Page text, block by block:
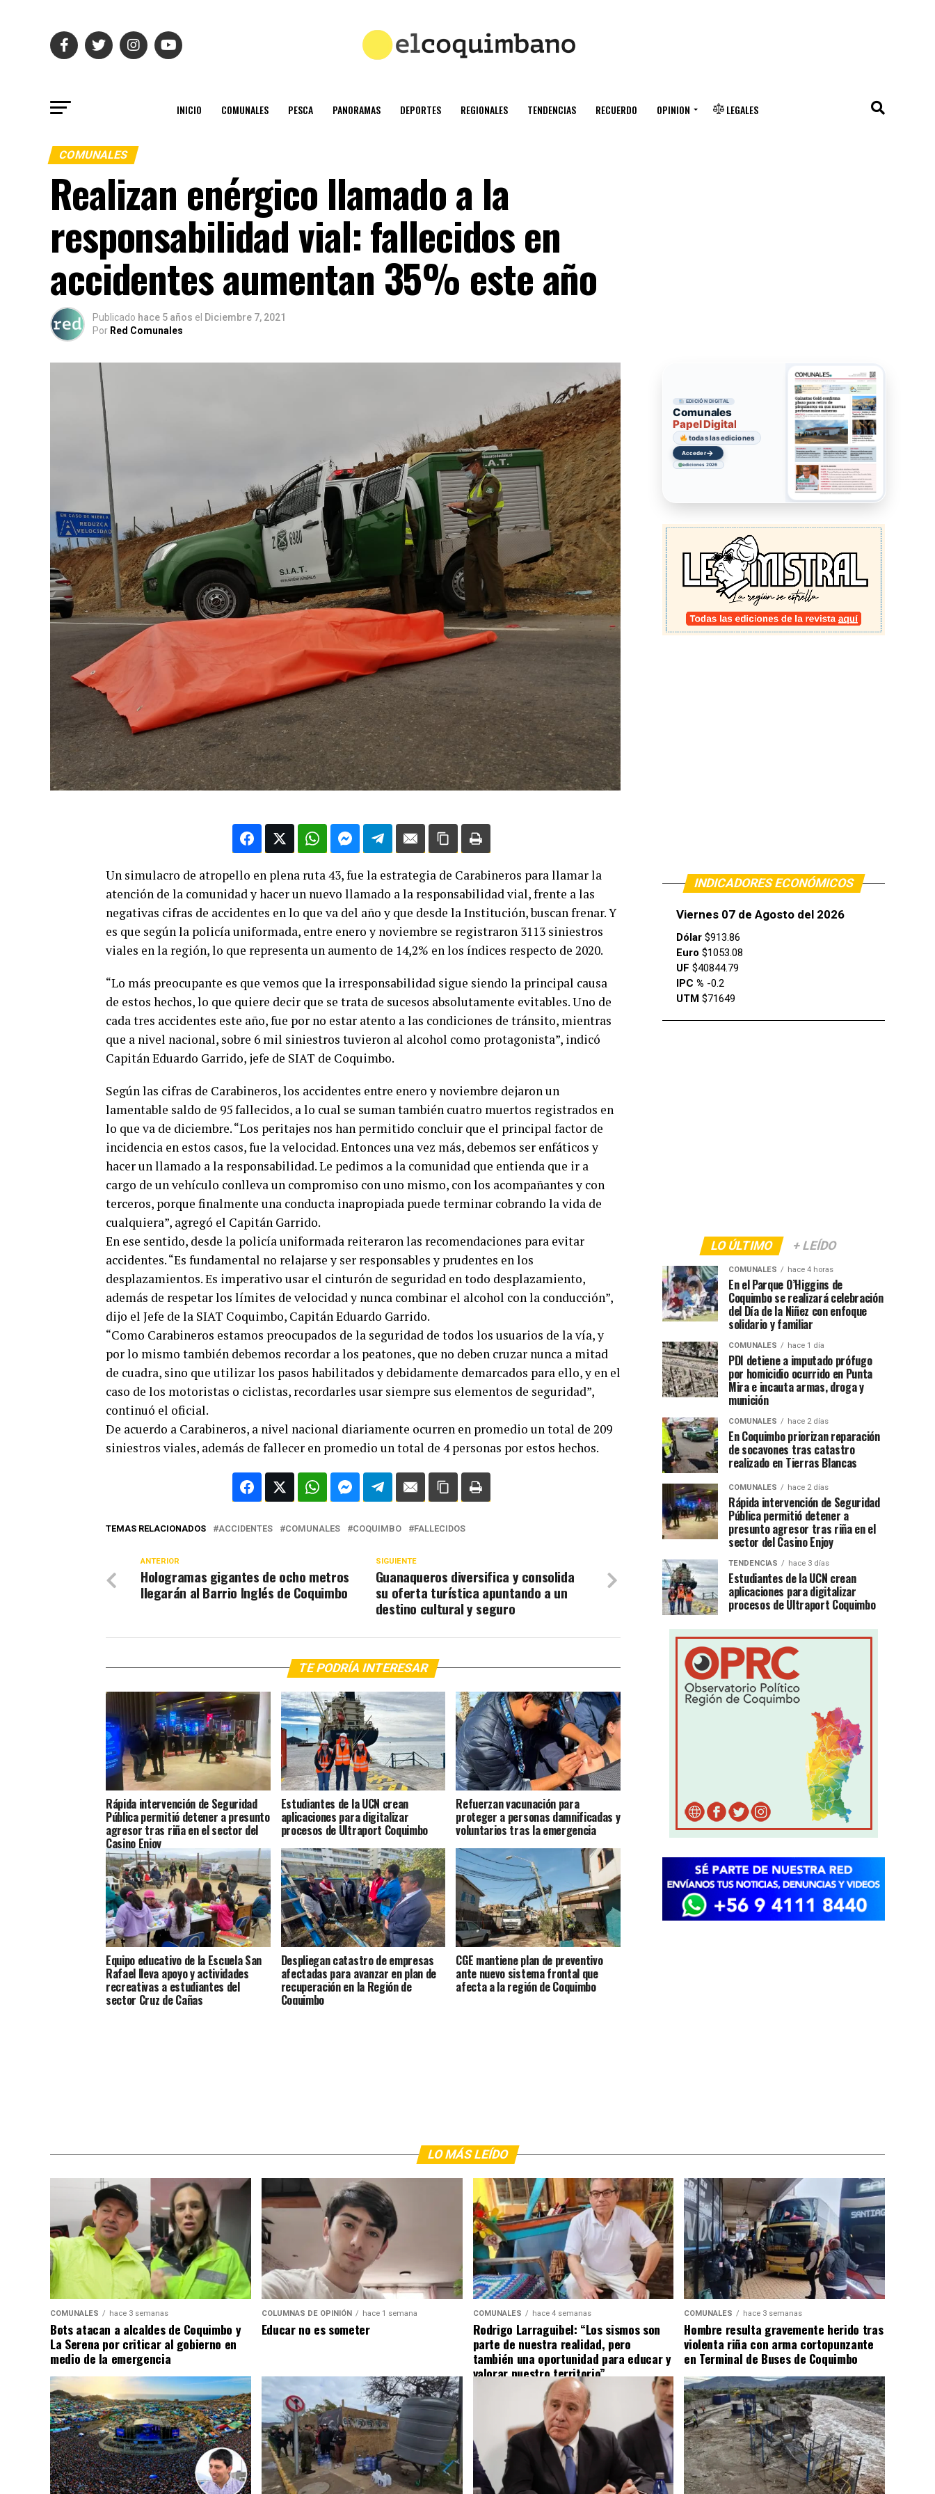
INICIO COMUNALES PESCA PANORAMAS DEPORTES REGIONALES TENDENCIAS RECUERDO OPINION LEGALES
COMUNALES
Realizan enérgico llamado a la
responsabilidad vial: fallecidos en
accidentes aumentan 35% este año
Publicado hace 5 años el Diciembre 7, 2021
Por Red Comunales
Un simulacro de atropello en plena ruta 43, fue la estrategia de Carabineros para llamar la
atención de la comunidad y hacer un nuevo llamado a la responsabilidad vial, frente a las
negativas cifras de accidentes en lo que va del año y que desde la Institución, buscan frenar. Y
es que según la policía uniformada, entre enero y noviembre se registraron 3113 siniestros
viales en la región, lo que representa un aumento de 14,2% en los índices respecto de 2020.
“Lo más preocupante es que vemos que la irresponsabilidad sigue siendo la principal causa
de estos hechos, lo que quiere decir que se trata de sucesos absolutamente evitables. Uno de
cada tres accidentes este año, fue por no estar atento a las condiciones de tránsito, mientras
que a nivel nacional, sobre 6 mil siniestros tuvieron al alcohol como protagonista”, indicó
Capitán Eduardo Garrido, jefe de SIAT de Coquimbo.
Según las cifras de Carabineros, los accidentes entre enero y noviembre dejaron un
lamentable saldo de 95 fallecidos, a lo cual se suman también cuatro muertos registrados en
lo que va de diciembre. “Los peritajes nos han permitido concluir que el principal factor de
incidencia en estos casos, fue la velocidad. Entonces una vez más, debemos ser enfáticos y
hacer un llamado a la responsabilidad. Le pedimos a la comunidad que entienda que ir a
cargo de un vehículo conlleva un compromiso con uno mismo, con los acompañantes y con
terceros, porque finalmente una conducta inapropiada puede terminar cobrando la vida de
cualquiera”, agregó el Capitán Garrido.
En ese sentido, desde la policía uniformada reiteraron las recomendaciones para evitar
accidentes. “Es fundamental no relajarse y ser responsables y prudentes en los
desplazamientos. Es imperativo usar el cinturón de seguridad en todo desplazamiento,
además de respetar los límites de velocidad y nunca combinar el alcohol con la conducción”,
dijo el Jefe de la SIAT Coquimbo, Capitán Eduardo Garrido.
“Como Carabineros estamos preocupados de la seguridad de todos los usuarios de la vía, y
por lo mismo también debemos recordar a los peatones, que no deben cruzar nunca a mitad
de cuadra, sino que utilizar los pasos habilitados y debidamente demarcados para ello, y en el
caso de los motoristas o ciclistas, recordarles usar siempre sus elementos de seguridad”,
continuó el oficial.
De acuerdo a Carabineros, a nivel nacional diariamente ocurren en promedio un total de 209
siniestros viales, además de fallecer en promedio un total de 4 personas por estos hechos.
TEMAS RELACIONADOS ACCIDENTES COMUNALES COQUIMBO FALLECIDOS
SIGUIENTE
Guanaqueros diversifica y consolida
su oferta turística apuntando a un
destino cultural y seguro
ANTERIOR
Hologramas gigantes de ocho metros
llegarán al Barrio Inglés de Coquimbo
TE PODRÍA INTERESAR
Rápida intervención de Seguridad
Pública permitió detener a presunto
agresor tras riña en el sector del
Casino Enjoy
Estudiantes de la UCN crean
aplicaciones para digitalizar
procesos de Ultraport Coquimbo
Refuerzan vacunación para
proteger a personas damnificadas y
voluntarios tras la emergencia
Equipo educativo de la Escuela San
Rafael lleva apoyo y actividades
recreativas a estudiantes del
sector Cruz de Cañas
Despliegan catastro de empresas
afectadas para avanzar en plan de
recuperación en la Región de
Coquimbo
CGE mantiene plan de preventivo
ante nuevo sistema frontal que
afecta a la región de Coquimbo
EDICIÓN DIGITAL
Comunales
Papel Digital
todas las ediciones
Acceder→
ediciones 2026
INDICADORES ECONÓMICOS
Viernes 07 de Agosto del 2026
Dólar $913.86
Euro $1053.08
UF $40844.79
IPC % -0.2
UTM $71649
LO ÚLTIMO + LEÍDO
COMUNALES hace 4 horas
En el Parque O’Higgins de
Coquimbo se realizará celebración
del Día de la Niñez con enfoque
solidario y familiar
COMUNALES hace 1 día
PDI detiene a imputado prófugo
por homicidio ocurrido en Punta
Mira e incauta armas, droga y
munición
COMUNALES hace 2 días
En Coquimbo priorizan reparación
de socavones tras catastro
realizado en Tierras Blancas
COMUNALES hace 2 días
Rápida intervención de Seguridad
Pública permitió detener a
presunto agresor tras riña en el
sector del Casino Enjoy
TENDENCIAS hace 3 días
Estudiantes de la UCN crean
aplicaciones para digitalizar
procesos de Ultraport Coquimbo
LO MÁS LEÍDO
COMUNALES hace 3 semanas
Bots atacan a alcaldes de Coquimbo y
La Serena por criticar al gobierno en
medio de la emergencia
COLUMNAS DE OPINIÓN hace 1 semana
Educar no es someter
COMUNALES hace 4 semanas
Rodrigo Larraguibel: “Los sismos son
parte de nuestra realidad, pero
también una oportunidad para educar y
valorar nuestro territorio”
COMUNALES hace 3 semanas
Hombre resulta gravemente herido tras
violenta riña con arma cortopunzante
en Terminal de Buses de Coquimbo